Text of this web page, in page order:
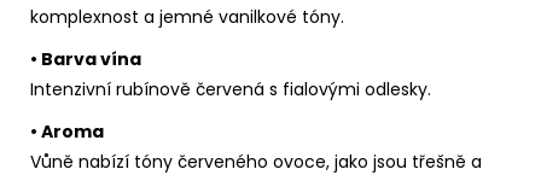
komplexnost a jemné vanilkové tóny.
• Barva vína
Intenzivní rubínově červená s fialovými odlesky.
• Aroma
Vůně nabízí tóny červeného ovoce, jako jsou třešně a